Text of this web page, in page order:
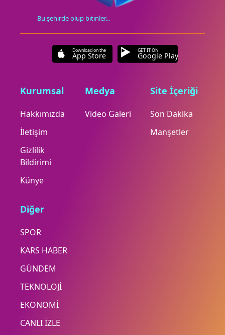
Bu şehirde olup bitinler...
Download on the
App Store
GET IT ON
Google Play
Kurumsal
Hakkımızda
İletişim
Gizlilik
Bildirimi
Künye
Medya
Video Galeri
Site İçeriği
Son Dakika
Manşetler
Diğer
SPOR
KARS HABER
GÜNDEM
TEKNOLOJİ
EKONOMİ
CANLI İZLE